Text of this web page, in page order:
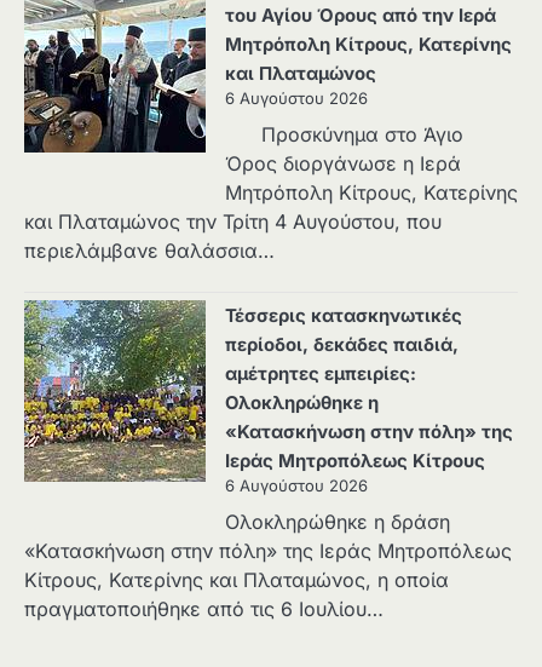
του Αγίου Όρους από την Ιερά
Μητρόπολη Κίτρους, Κατερίνης
και Πλαταμώνος
6 Αυγούστου 2026
Προσκύνημα στο Άγιο
Όρος διοργάνωσε η Ιερά
Μητρόπολη Κίτρους, Κατερίνης
και Πλαταμώνος την Τρίτη 4 Αυγούστου, που
περιελάμβανε θαλάσσια…
Τέσσερις κατασκηνωτικές
περίοδοι, δεκάδες παιδιά,
αμέτρητες εμπειρίες:
Ολοκληρώθηκε η
«Κατασκήνωση στην πόλη» της
Ιεράς Μητροπόλεως Κίτρους
6 Αυγούστου 2026
Ολοκληρώθηκε η δράση
«Κατασκήνωση στην πόλη» της Ιεράς Μητροπόλεως
Κίτρους, Κατερίνης και Πλαταμώνος, η οποία
πραγματοποιήθηκε από τις 6 Ιουλίου…